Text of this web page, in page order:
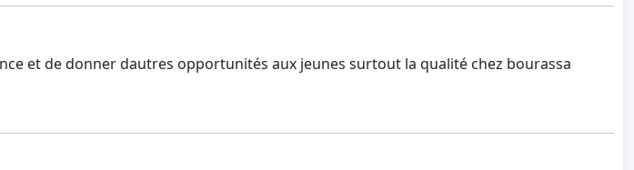
et de donner dautres opportunités aux jeunes surtout la qualité chez bourassa